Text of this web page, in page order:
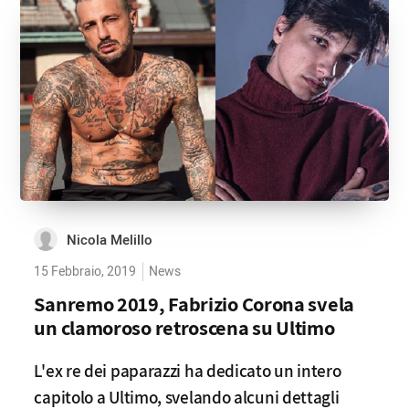
Nicola Melillo
15 Febbraio, 2019 News
Sanremo 2019, Fabrizio Corona svela
un clamoroso retroscena su Ultimo
L'ex re dei paparazzi ha dedicato un intero
capitolo a Ultimo, svelando alcuni dettagli